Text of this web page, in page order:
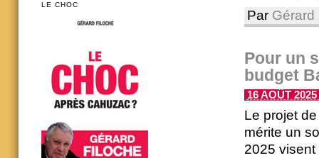
Par Gérard
Pour un
budget
16 AOÛT
Le projet
mérite un
2025 visent
LE CHOC